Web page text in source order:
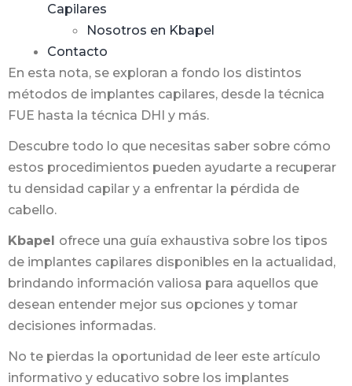
Capilares
Nosotros en Kbapel
Contacto
En esta nota, se exploran a fondo los distintos
métodos de implantes capilares, desde la técnica
FUE hasta la técnica DHI y más.
Descubre todo lo que necesitas saber sobre cómo
estos procedimientos pueden ayudarte a recuperar
tu densidad capilar y a enfrentar la pérdida de
cabello.
Kbapel ofrece una guía exhaustiva sobre los tipos
de implantes capilares disponibles en la actualidad,
brindando información valiosa para aquellos que
desean entender mejor sus opciones y tomar
decisiones informadas.
No te pierdas la oportunidad de leer este artículo
informativo y educativo sobre los implantes